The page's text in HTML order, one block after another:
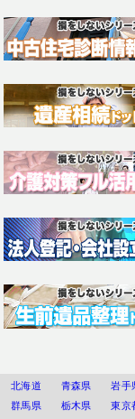
北海道 青森県 岩手
群馬県
栃木県 東京